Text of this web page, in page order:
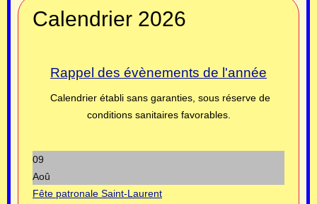
Calendrier 2026
Rappel des évènements de l'année
Calendrier établi sans garanties, sous réserve de
conditions sanitaires favorables.
09
Aoû
Fête patronale Saint-Laurent